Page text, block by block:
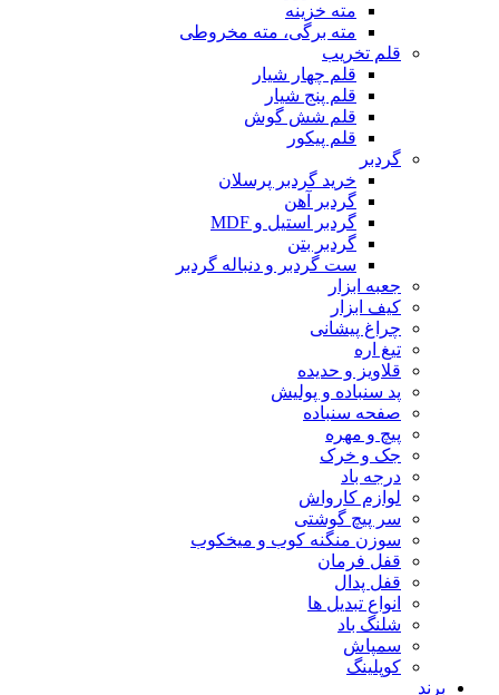
مته خزینه
مته برگی، مته مخروطی
قلم تخریب
قلم چهار شیار
قلم پنج شیار
قلم شش گوش
قلم پیکور
گردبر
خرید گردبر پرسلان
گردبر آهن
گردبر استیل و MDF
گردبر بتن
ست گردبر و دنباله گردبر
جعبه ابزار
کیف ابزار
چراغ پیشانی
تیغ اره
قلاویز و حدیده
پد سنباده و پولیش
صفحه سنباده
پیچ و مهره
جک و خرک
درجه باد
لوازم کارواش
سر پیچ گوشتی
سوزن منگنه کوب و میخکوب
قفل فرمان
قفل پدال
انواع تبدیل ها
شلنگ باد
سمپاش
کوپلینگ
برند